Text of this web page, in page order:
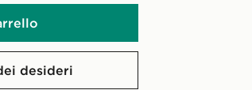
desideri